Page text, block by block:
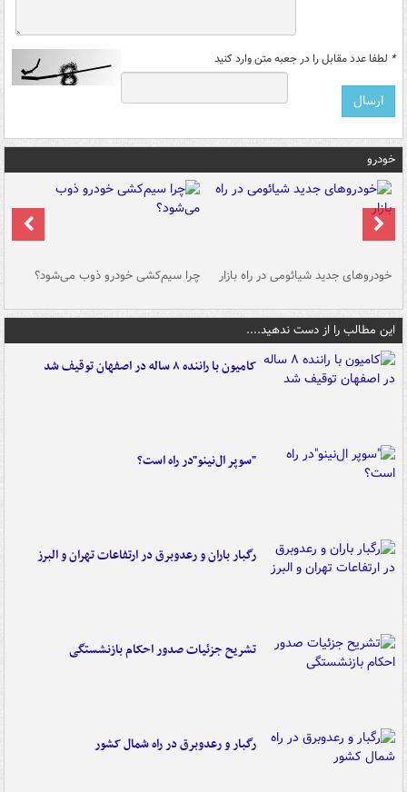
* لطفا عدد مقابل را در جعبه متن وارد کنید
خودرو
خودروهای جدید شیائومی در راه بازار چرا سیم‌کشی خودرو ذوب می‌شود؟
این مطالب را از دست ندهید....
کامیون با راننده ۸ ساله در اصفهان توقیف شد
"سوپر ال‌نینو"در راه است؟
رگبار باران و رعدوبرق در ارتفاعات تهران و البرز
تشریح جزئیات صدور احکام بازنشستگی
رگبار و رعدوبرق در راه شمال کشور